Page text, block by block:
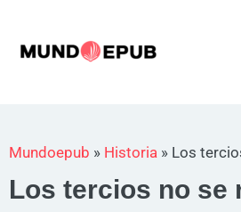
contenido
Mundoepub » Historia » Los
Los tercios no se